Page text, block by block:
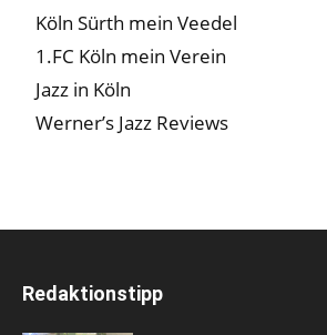
Köln Sürth mein Veedel
1.FC Köln mein Verein
Jazz in Köln
Werner’s Jazz Reviews
Redaktionstipp